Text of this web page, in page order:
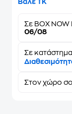
Βάλε ΤΚ
Σε BOX
06/08
Σε
Στον χώρο